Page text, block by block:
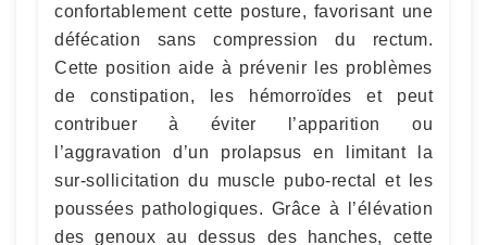
confortablement cette posture, favorisant une
défécation sans compression du rectum.
Cette position aide à prévenir les problèmes
de constipation, les hémorroïdes et peut
contribuer à éviter l’apparition ou
l’aggravation d’un prolapsus en limitant la
sur-sollicitation du muscle pubo-rectal et les
poussées pathologiques. Grâce à l’élévation
des genoux au dessus des hanches, cette